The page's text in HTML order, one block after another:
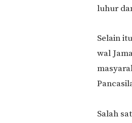
luhur
Selain
wal
Salah